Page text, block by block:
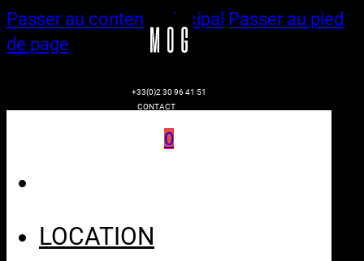
Passer au contenu principal Passer au pied
de page
+33(0)2 30 96 41 51
CONTACT
0
LOCATION